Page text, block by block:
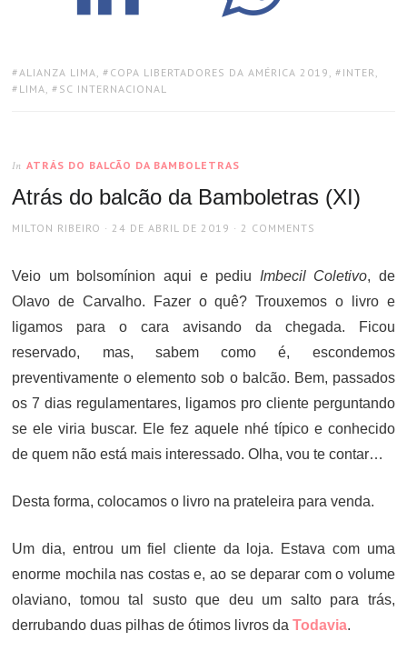
TAGS:
ALIANZA LIMA , COPA LIBERTADORES DA AMÉRICA 2019 , INTER
LIMA , SC INTERNACIONAL
In ATRÁS DO BALCÃO DA BAMBOLETRAS
Atrás do balcão da Bamboletras (XI)
AUTHOR
MILTON RIBEIRO
POSTED
24 DE ABRIL DE 2019 2 COMMENTS
Veio um bolsomínion aqui e pediu Imbecil Coletivo, de
Olavo de Carvalho. Fazer o quê? Trouxemos o livro e
ligamos para o cara avisando da chegada. Ficou
reservado, mas, sabem como é, escondemos
preventivamente o elemento sob o balcão. Bem, passados
os 7 dias regulamentares, ligamos pro cliente perguntando
se ele viria buscar. Ele fez aquele nhé típico e conhecido
de quem não está mais interessado. Olha, vou te contar…
Desta forma, colocamos o livro na prateleira para venda.
Um dia, entrou um fiel cliente da loja. Estava com uma
enorme mochila nas costas e, ao se deparar com o volume
olaviano, tomou tal susto que deu um salto para trás,
derrubando duas pilhas de ótimos livros daTodavia.